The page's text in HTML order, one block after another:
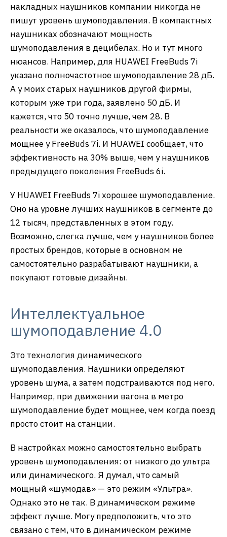
накладных наушников компании никогда не
пишут уровень шумоподавления. В компактных
наушниках обозначают мощность
шумоподавления в децибелах. Но и тут много
нюансов. Например, для HUAWEI FreeBuds 7i
указано полночастотное шумоподавление 28 дБ.
А у моих старых наушников другой фирмы,
которым уже три года, заявлено 50 дБ. И
кажется, что 50 точно лучше, чем 28. В
реальности же оказалось, что шумоподавление
мощнее у FreeBuds 7i. И HUAWEI сообщает, что
эффективность на 30% выше, чем у наушников
предыдущего поколения FreeBuds 6i.
У HUAWEI FreeBuds 7i хорошее шумоподавление.
Оно на уровне лучших наушников в сегменте до
12 тысяч, представленных в этом году.
Возможно, слегка лучше, чем у наушников более
простых брендов, которые в основном не
самостоятельно разрабатывают наушники, а
покупают готовые дизайны.
Интеллектуальное
шумоподавление 4.0
Это технология динамического
шумоподавления. Наушники определяют
уровень шума, а затем подстраиваются под него.
Например, при движении вагона в метро
шумоподавление будет мощнее, чем когда поезд
просто стоит на станции.
В настройках можно самостоятельно выбрать
уровень шумоподавления: от низкого до ультра
или динамического. Я думал, что самый
мощный «шумодав» — это режим «Ультра».
Однако это не так. В динамическом режиме
эффект лучше. Могу предположить, что это
связано с тем, что в динамическом режиме